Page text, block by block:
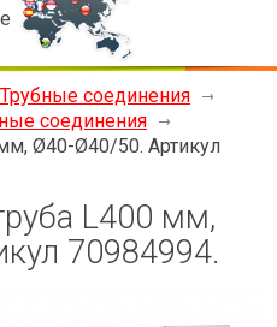
Трубные соединения
соединения
Ø40-Ø40/50. Артикул
L400 мм,
70984994.